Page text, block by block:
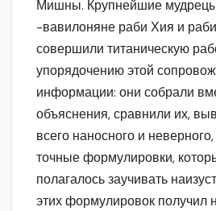
Мишны. Крупнейшие мудрецы
-вавилоняне раби Хия и
совершили титаническую
упорядочению этой
информации: они собрали
объяснения, сравнили их,
всего наносного и
точные формулировки,
полагалось заучивать
этих формулировок получил